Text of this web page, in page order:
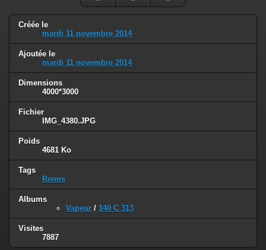
Créée le
mardi 11 novembre 2014
Ajoutée le
mardi 11 novembre 2014
Dimensions
4000*3000
Fichier
IMG_4380.JPG
Poids
4681 Ko
Tags
Reims
Albums
Vapeur / 140 C 313
Visites
7887